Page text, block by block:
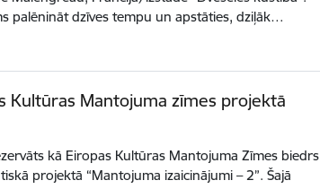
palēnināt dzīves tempu un apstāties, dziļāk…
Kultūras Mantojuma zīmes projektā
kā Eiropas Kultūras Mantojuma Zīmes biedrs
projektā “Mantojuma izaicinājumi – 2”. Šajā